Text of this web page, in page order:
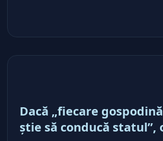
Dacă „fiecare
ştie să conducă statul”,